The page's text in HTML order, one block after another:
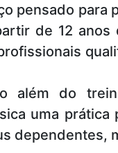
pensado para
de 12
além do
uma
dependentes,